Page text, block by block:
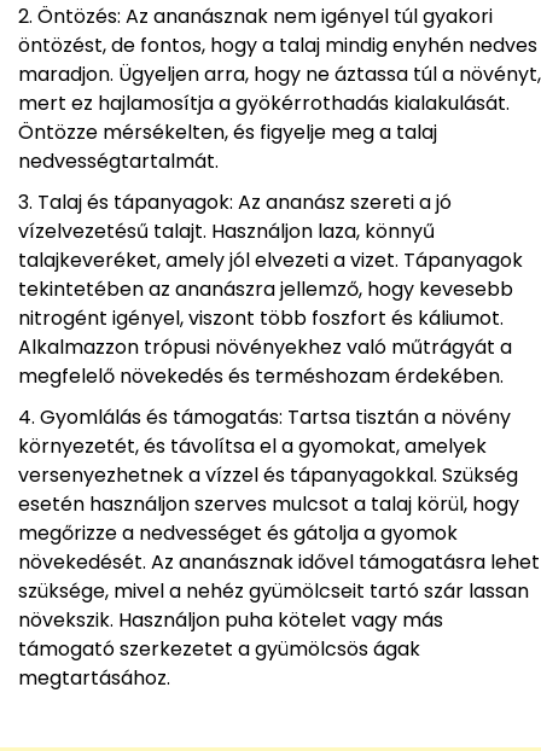
Öntözés: Az ananásznak nem igényel túl gyakori
öntözést, de fontos, hogy a talaj mindig enyhén nedves
maradjon. Ügyeljen arra, hogy ne áztassa túl a növényt,
mert ez hajlamosítja a gyökérrothadás kialakulását.
Öntözze mérsékelten, és figyelje meg a talaj
nedvességtartalmát.
Talaj és tápanyagok: Az ananász szereti a jó
vízelvezetésű talajt. Használjon laza, könnyű
talajkeveréket, amely jól elvezeti a vizet. Tápanyagok
tekintetében az ananászra jellemző, hogy kevesebb
nitrogént igényel, viszont több foszfort és káliumot.
Alkalmazzon trópusi növényekhez való műtrágyát a
megfelelő növekedés és terméshozam érdekében.
Gyomlálás és támogatás: Tartsa tisztán a növény
környezetét, és távolítsa el a gyomokat, amelyek
versenyezhetnek a vízzel és tápanyagokkal. Szükség
esetén használjon szerves mulcsot a talaj körül, hogy
megőrizze a nedvességet és gátolja a gyomok
növekedését. Az ananásznak idővel támogatásra lehet
szüksége, mivel a nehéz gyümölcseit tartó szár lassan
növekszik. Használjon puha kötelet vagy más
támogató szerkezetet a gyümölcsös ágak
megtartásához.